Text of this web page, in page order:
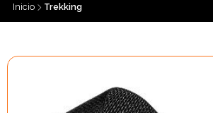
Inicio Trekking